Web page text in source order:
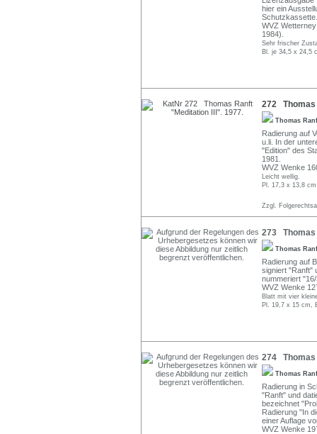
hier ein
Schutzkassette.
WVZ
1984).
Sehr frischer
Bl. je 34,5 x 24,5
272 Thomas
Thomas
Radierung auf
u.li. In der
"Edition" des
1981.
WVZ Wenke
Leicht wellig.
Pl. 17,3 x 13,8
Zzgl.
273 Thomas
Thomas
Radierung auf
signiert "Ranft"
nummeriert
WVZ Wenke
Blatt mit vier
Pl. 19,7 x 15 cm,
274 Thomas
Thomas
Radierung in
"Ranft" und
bezeichnet
Radierung "In
einer Auflage
WVZ Wenke